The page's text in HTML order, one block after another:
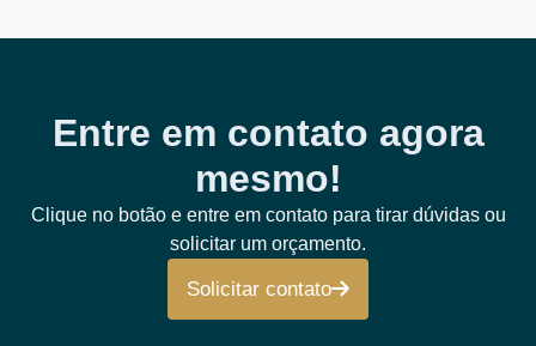
Entre em contato agora
mesmo!
Clique no botão e entre em contato para tirar dúvidas ou
solicitar um orçamento.
Solicitar contato